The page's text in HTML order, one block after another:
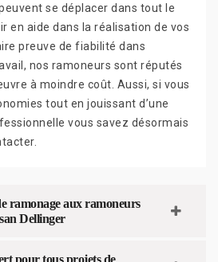
se déplacer dans tout le
en aide dans la réalisation de vos
preuve de fiabilité dans
nos ramoneurs sont réputés
à moindre coût. Aussi, si vous
tout en jouissant d’une
vous savez désormais
ramonage aux ramoneurs
Dellinger
pour tous projets de